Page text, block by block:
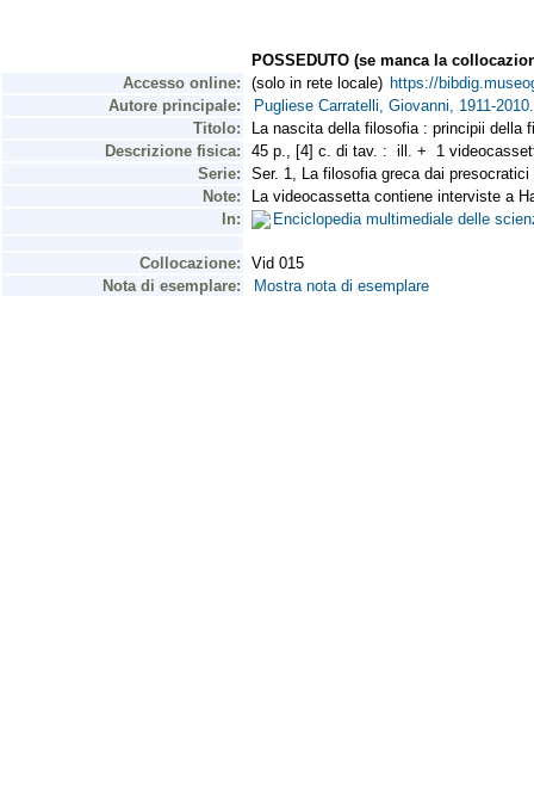
POSSEDUTO (se manca la
Accesso online:
(solo in rete locale) https://
Autore principale:
Pugliese Carratelli, Giovanni, 1911-2010.
Titolo:
La nascita della filosofia : principii della
Descrizione fisica:
45 p., [4] c. di tav. : ill. + 1
Serie:
Ser. 1, La filosofia greca dai presocratici
Note:
La videocassetta contiene interviste a
In:
Enciclopedia multimediale delle
Collocazione:
Vid 015
Nota di esemplare:
Mostra nota di esemplare